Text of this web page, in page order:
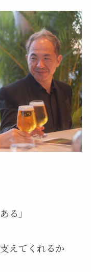
る」
えてくれるか